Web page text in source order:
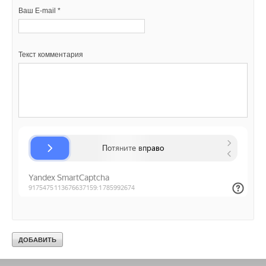
Ваш E-mail *
Текст комментария
Ваше имя *
Ваш E-mail *